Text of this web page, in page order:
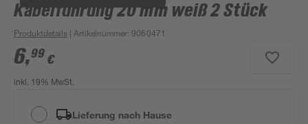
Kabelführung 20 mm weiß 2 Stück
Produktdetails | Artikelnummer:9060471
6,99 €
inkl. 19% MwSt.
Lieferung nach Hause